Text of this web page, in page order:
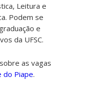
Leitura e
Podem se
e
da UFSC.
as vagas
do Piape.